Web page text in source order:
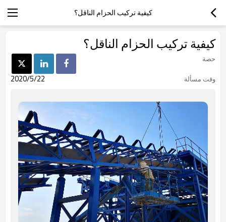
كيفية تركيب الحزام الناقل؟
كيفية تركيب الحزام الناقل؟
حصة
وقت مسألة
2020/5/22